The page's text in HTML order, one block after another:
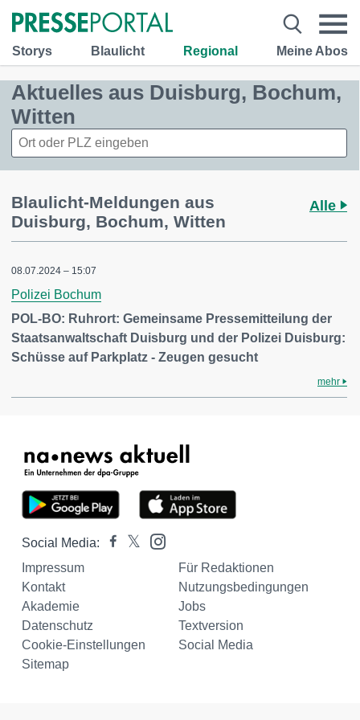
Storys Blaulicht Regional Meine Abos
Aktuelles aus Duisburg, Bochum,
Witten
Blaulicht-Meldungen aus
Duisburg, Bochum, Witten
Alle
08.07.2024 – 15:07
Polizei Bochum
POL-BO: Ruhrort: Gemeinsame Pressemitteilung der
Staatsanwaltschaft Duisburg und der Polizei Duisburg:
Schüsse auf Parkplatz - Zeugen gesucht
mehr
Social Media:
Impressum
Für Redaktionen
Kontakt
Nutzungsbedingungen
Akademie
Jobs
Datenschutz
Textversion
Cookie-Einstellungen
Social Media
Sitemap